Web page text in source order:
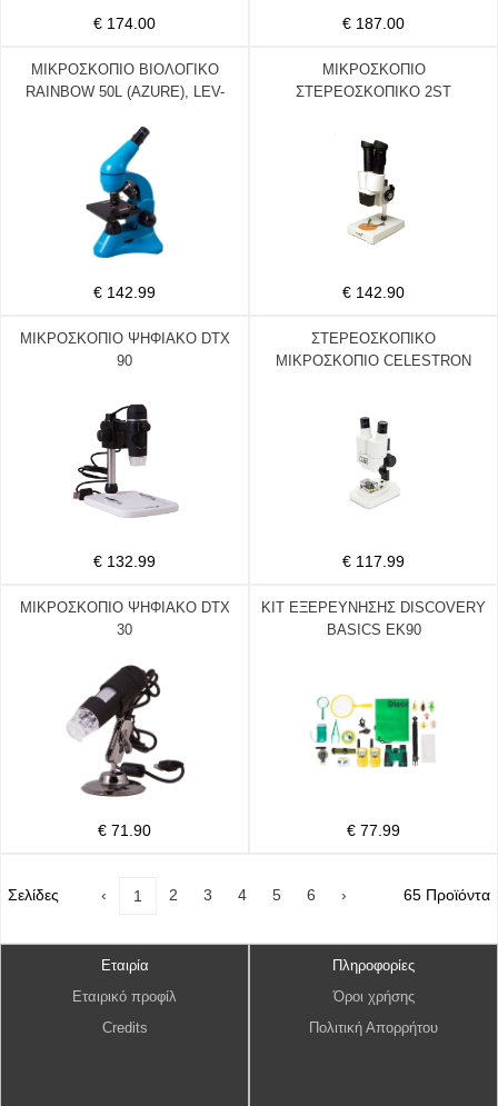
€ 174.00 € 187.00
ΜΙΚΡΟΣΚΟΠΙΟ ΒΙΟΛΟΓΙΚΟ
RAINBOW 50L (AZURE), LEV-
€ 142.99
ΜΙΚΡΟΣΚΟΠΙΟ
ΣΤΕΡΕΟΣΚΟΠΙΚΟ 2ST
€ 142.90
ΜΙΚΡΟΣΚΟΠΙΟ ΨΗΦΙΑΚΟ DTX
90
€ 132.99
ΣΤΕΡΕΟΣΚΟΠΙΚΟ
ΜΙΚΡΟΣΚΟΠΙΟ CELESTRON
€ 117.99
ΜΙΚΡΟΣΚΟΠΙΟ ΨΗΦΙΑΚΟ DTX
30
€ 71.90
ΚΙΤ ΕΞΕΡΕΥΝΗΣΗΣ DISCOVERY
BASICS EK90
€ 77.99
Σελίδες ‹ 1 2 3 4 5 6 › 65 Προϊόντα
Εταιρία
Εταιρικό προφίλ
Credits
Πληροφορίες
Όροι χρήσης
Πολιτική Απορρήτου